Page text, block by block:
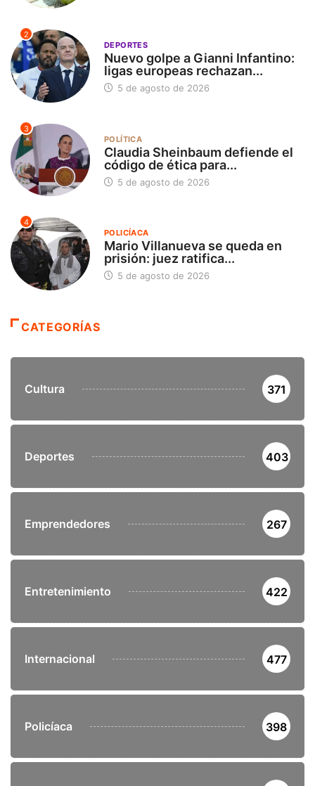
2
DEPORTES
Nuevo golpe a Gianni Infantino:
ligas europeas rechazan...
5 de agosto de 2026
3
POLÍTICA
Claudia Sheinbaum defiende el
código de ética para...
5 de agosto de 2026
4
POLICÍACA
Mario Villanueva se queda en
prisión: juez ratifica...
5 de agosto de 2026
CATEGORÍAS
Cultura 371
Deportes 403
Emprendedores 267
Entretenimiento 422
Internacional 477
Policíaca 398